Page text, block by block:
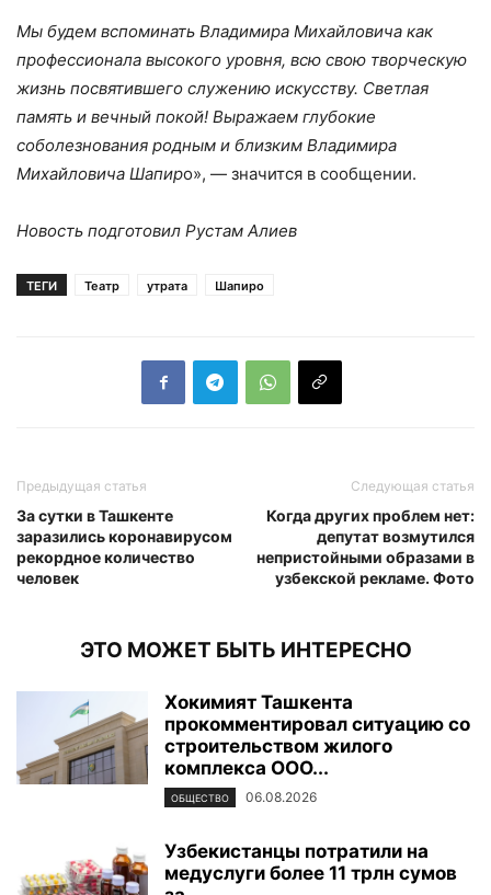
Мы будем вспоминать Владимира Михайловича как
профессионала высокого уровня, всю свою творческую
жизнь посвятившего служению искусству. Светлая
память и вечный покой! Выражаем глубокие
соболезнования родным и близким Владимира
Михайловича Шапиро», — значится в сообщении.
Новость подготовил Рустам Алиев
ТЕГИ Театр утрата Шапиро
Предыдущая статья
За сутки в Ташкенте
заразились коронавирусом
рекордное количество
человек
Следующая статья
Когда других проблем нет:
депутат возмутился
непристойными образами в
узбекской рекламе. Фото
ЭТО МОЖЕТ БЫТЬ ИНТЕРЕСНО
Хокимият Ташкента
прокомментировал ситуацию со
строительством жилого
комплекса ООО...
ОБЩЕСТВО 06.08.2026
Узбекистанцы потратили на
медуслуги более 11 трлн сумов